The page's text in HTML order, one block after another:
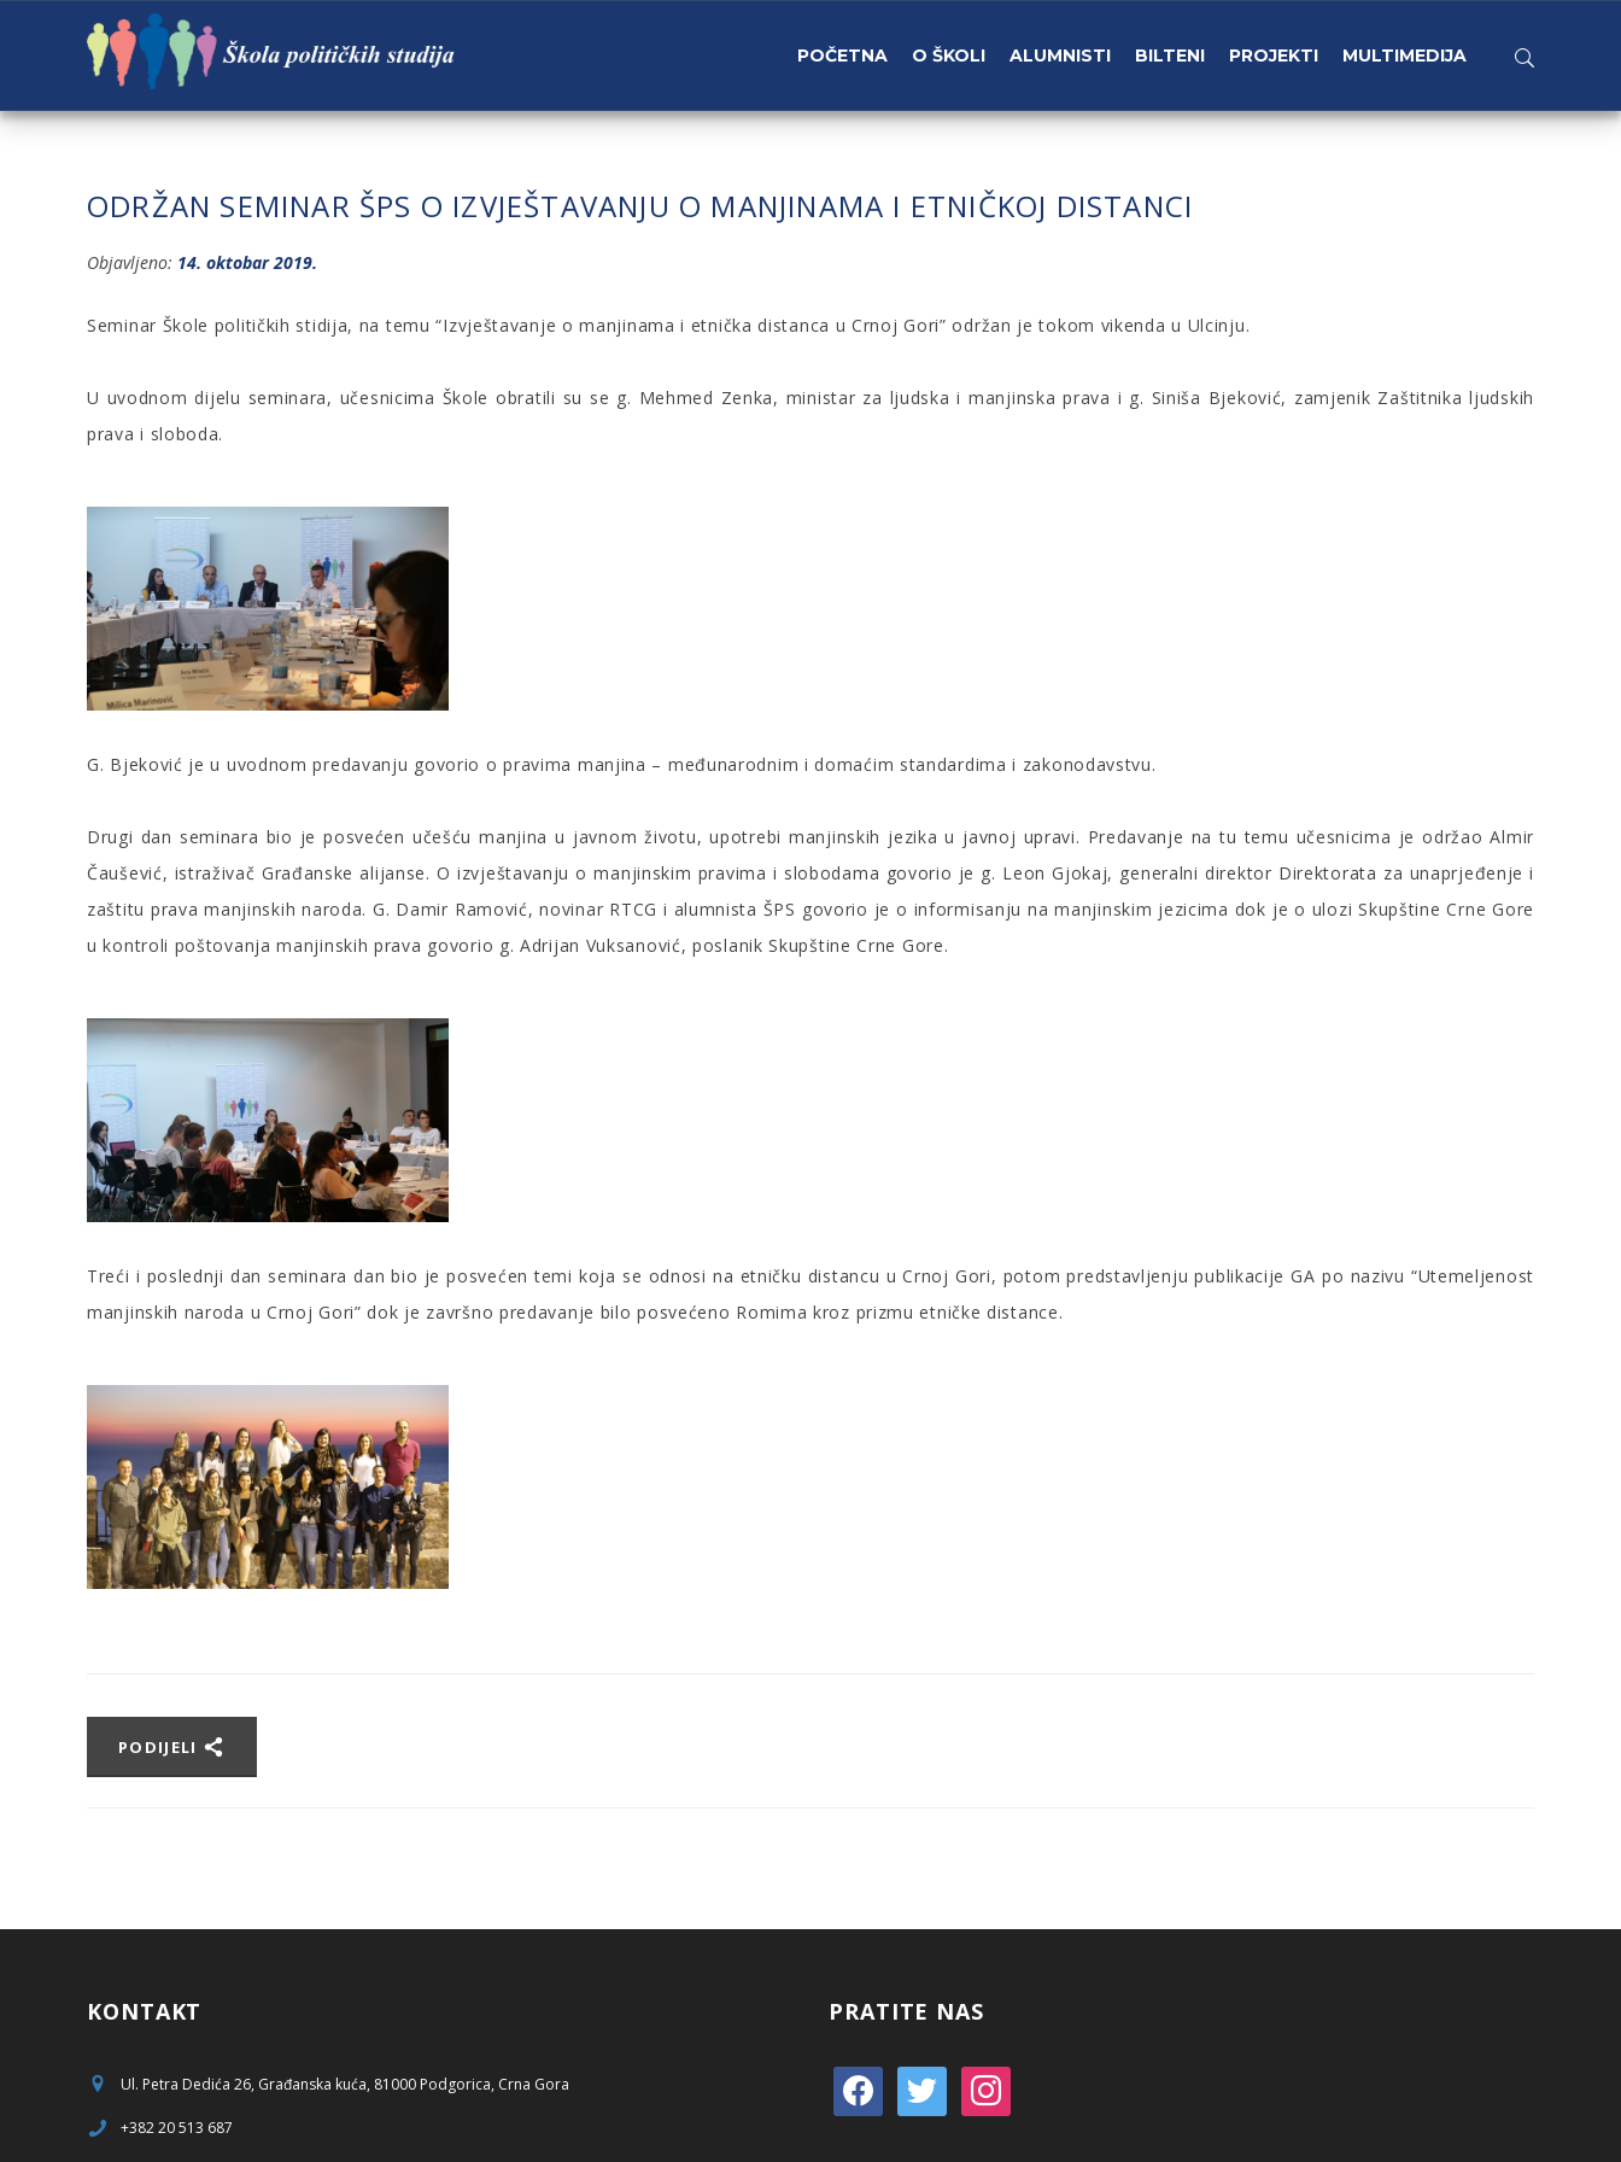
POČETNA O ŠKOLI ALUMNISTI BILTENI PROJEKTI MULTIMEDIJA
ODRŽAN SEMINAR ŠPS O IZVJEŠTAVANJU O MANJINAMA I ETNIČKOJ DISTANCI
Objavljeno: 14. oktobar 2019.
Seminar Škole političkih stidija, na temu “Izvještavanje o manjinama i etnička distanca u Crnoj Gori” održan je tokom vikenda u Ulcinju.
U uvodnom dijelu seminara, učesnicima Škole obratili su se g. Mehmed Zenka, ministar za ljudska i manjinska prava i g. Siniša Bjeković, zamjenik Zaštitnika ljudskih
prava i sloboda.
G. Bjeković je u uvodnom predavanju govorio o pravima manjina – međunarodnim i domaćim standardima i zakonodavstvu.
Drugi dan seminara bio je posvećen učešću manjina u javnom životu, upotrebi manjinskih jezika u javnoj upravi. Predavanje na tu temu učesnicima je održao Almir
Čaušević, istraživač Građanske alijanse. O izvještavanju o manjinskim pravima i slobodama govorio je g. Leon Gjokaj, generalni direktor Direktorata za unaprjeđenje i
zaštitu prava manjinskih naroda. G. Damir Ramović, novinar RTCG i alumnista ŠPS govorio je o informisanju na manjinskim jezicima dok je o ulozi Skupštine Crne Gore
u kontroli poštovanja manjinskih prava govorio g. Adrijan Vuksanović, poslanik Skupštine Crne Gore.
Treći i poslednji dan seminara dan bio je posvećen temi koja se odnosi na etničku distancu u Crnoj Gori, potom predstavljenju publikacije GA po nazivu “Utemeljenost
manjinskih naroda u Crnoj Gori” dok je završno predavanje bilo posvećeno Romima kroz prizmu etničke distance.
PODIJELI
KONTAKT
Ul. Petra Dedića 26, Građanska kuća, 81000 Podgorica, Crna Gora
+382 20 513 687
PRATITE NAS